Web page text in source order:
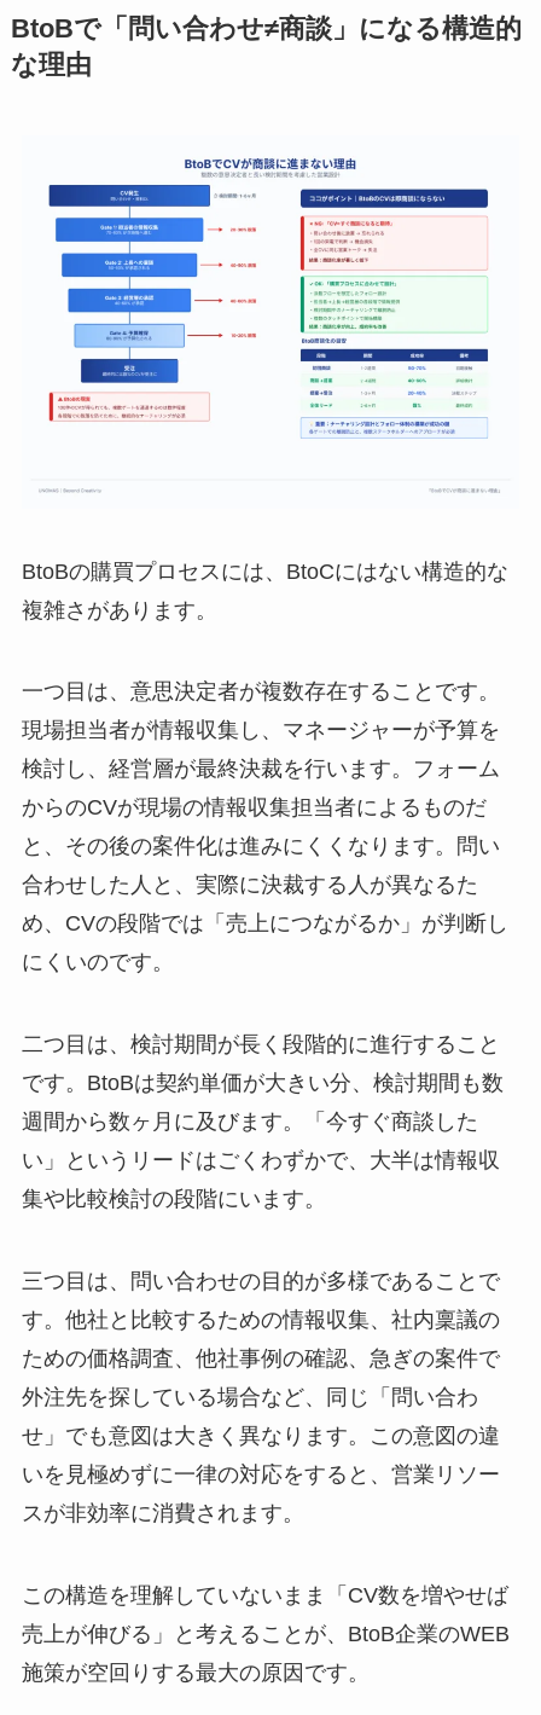
BtoBで「問い合わせ≠商談」になる構造的
な理由
BtoBの購買プロセスには、BtoCにはない構造的な
複雑さがあります。
一つ目は、意思決定者が複数存在することです。
現場担当者が情報収集し、マネージャーが予算を
検討し、経営層が最終決裁を行います。フォーム
からのCVが現場の情報収集担当者によるものだ
と、その後の案件化は進みにくくなります。問い
合わせした人と、実際に決裁する人が異なるた
め、CVの段階では「売上につながるか」が判断し
にくいのです。
二つ目は、検討期間が長く段階的に進行すること
です。BtoBは契約単価が大きい分、検討期間も数
週間から数ヶ月に及びます。「今すぐ商談した
い」というリードはごくわずかで、大半は情報収
集や比較検討の段階にいます。
三つ目は、問い合わせの目的が多様であることで
す。他社と比較するための情報収集、社内稟議の
ための価格調査、他社事例の確認、急ぎの案件で
外注先を探している場合など、同じ「問い合わ
せ」でも意図は大きく異なります。この意図の違
いを見極めずに一律の対応をすると、営業リソー
スが非効率に消費されます。
この構造を理解していないまま「CV数を増やせば
売上が伸びる」と考えることが、BtoB企業のWEB
施策が空回りする最大の原因です。